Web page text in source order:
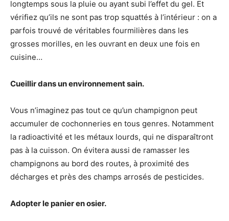
longtemps sous la pluie ou ayant subi l’effet du gel. Et
vérifiez qu’ils ne sont pas trop squattés à l’intérieur : on a
parfois trouvé de véritables fourmilières dans les
grosses morilles, en les ouvrant en deux une fois en
cuisine…
Cueillir dans un environnement sain.
Vous n’imaginez pas tout ce qu’un champignon peut
accumuler de cochonneries en tous genres. Notamment
la radioactivité et les métaux lourds, qui ne disparaîtront
pas à la cuisson. On évitera aussi de ramasser les
champignons au bord des routes, à proximité des
décharges et près des champs arrosés de pesticides.
Adopter le panier en osier.